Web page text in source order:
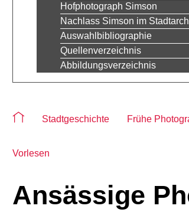
Hofphotograph Simson
Nachlass Simson im
Auswahlbibliographie
Quellenverzeichnis
Abbildungsverzeichnis
Sie befinden sich auf der Seite
Stadtgeschichte Frühe
Vorlesen
Ansässige